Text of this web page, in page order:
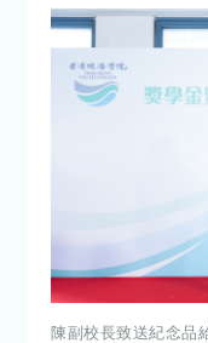
陳副校長致送紀念品